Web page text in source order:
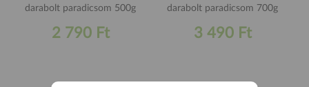
darabolt paradicsom 500g
2 790 Ft
darabolt paradicsom 700g
3 490 Ft